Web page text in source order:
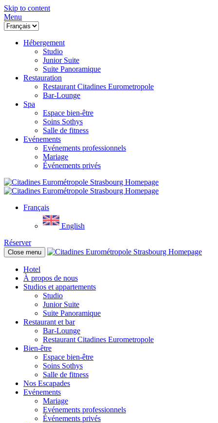
Skip to content
Menu
Hébergement
Studio
Junior Suite
Suite Panoramique
Restauration
Restaurant Citadines Eurometropole
Bar-Lounge
Spa
Espace bien-être
Soins Sothys
Salle de fitness
Evénements
Evénements professionnels
Mariage
Événements privés
Français
English
Réserver
Close menu
Hotel
À propos de nous
Studios et appartements
Studio
Junior Suite
Suite Panoramique
Restaurant et bar
Bar-Lounge
Restaurant Citadines Eurometropole
Bien-être
Espace bien-être
Soins Sothys
Salle de fitness
Nos Escapades
Evénements
Mariage
Evénements professionnels
Événements privés